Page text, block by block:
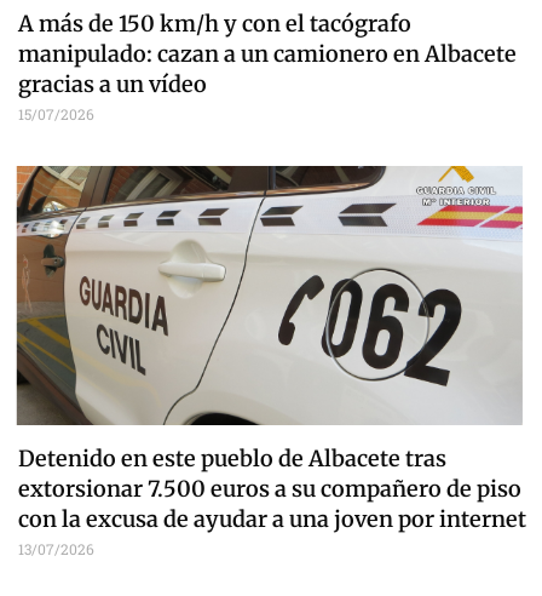
A más de 150 km/h y con el tacógrafo
manipulado: cazan a un camionero en Albacete
gracias a un vídeo
15/07/2026
Detenido en este pueblo de Albacete tras
extorsionar 7.500 euros a su compañero de piso
con la excusa de ayudar a una joven por internet
13/07/2026